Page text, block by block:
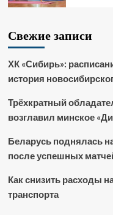
Свежие записи
ХК «Сибирь»:
история
Трёхкратный
возглавил минское
Беларусь поднялась
после успешных
Как снизить расходы
транспорта